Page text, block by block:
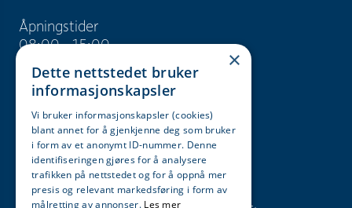
Åpningstider
08:00 - 15:00
info@tobb.no
+47 73 83 15 00
Org. nr. 946 629 243
Søk
Karriere
×
Dette nettstedet bruker
informasjonskapsler
Vi bruker informasjonskapsler (cookies)
blant annet for å gjenkjenne deg som bruker
i form av et anonymt ID-nummer. Denne
identifiseringen gjøres for å analysere
trafikken på nettstedet og for å oppnå mer
presis og relevant markedsføring i form av
målretting av annonser. Les mer